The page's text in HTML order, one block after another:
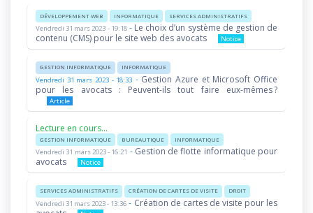
DÉVELOPPEMENT WEB INFORMATIQUE SERVICES ADMINISTRATIFS
Vendredi 31 mars 2023 - 19:18- Le choix d’un système de gestion de
contenu (CMS) pour le site web des avocats
Notice
GESTION INFORMATIQUE INFORMATIQUE
Vendredi 31 mars 2023 - 18:33 - Gestion Azure et Microsoft Office
pour les avocats : Peuvent-ils tout faire eux-mêmes ?
Article
Lecture en cours...
GESTION INFORMATIQUE BUREAUTIQUE INFORMATIQUE
Vendredi 31 mars 2023 - 16:21 - Gestion de flotte informatique pour
avocats
Notice
SERVICES ADMINISTRATIFS CRÉATION DE CARTES DE VISITE DROIT
Vendredi 31 mars 2023 - 13:36 - Création de cartes de visite pour les